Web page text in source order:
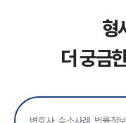
형
더 궁금